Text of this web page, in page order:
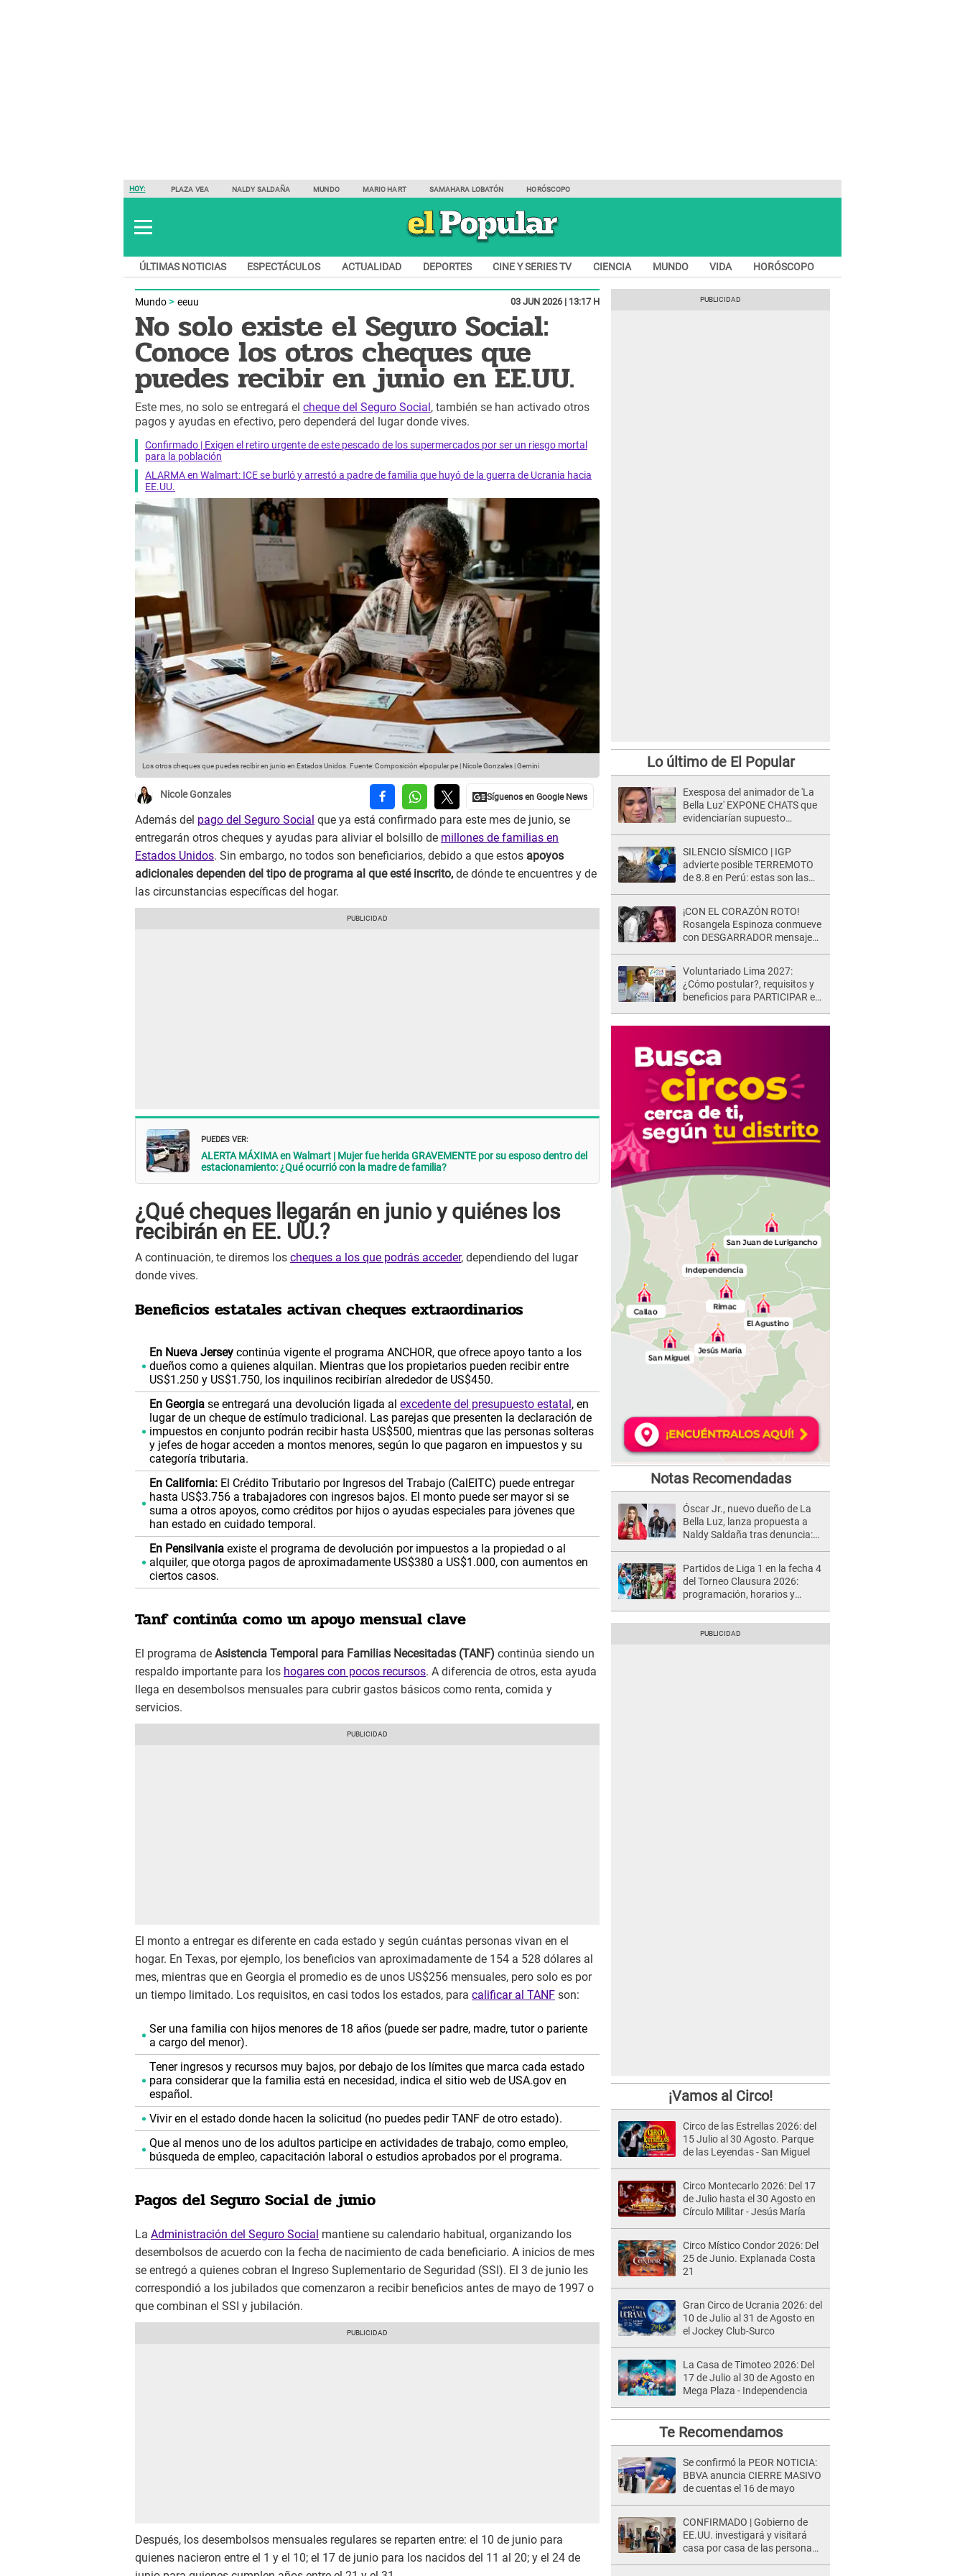
HOY: PLAZA VEA NALDY SALDAÑA MUNDO MARIO HART SAMAHARA LOBATÓN HORÓSCOPO
ÚLTIMAS NOTICIAS ESPECTÁCULOS ACTUALIDAD DEPORTES CINE Y SERIES TV CIENCIA MUNDO VIDA HORÓSCOPO
Mundo eeuu 03 JUN 2026 | 13:17 H
No solo existe el Seguro Social:
Conoce los otros cheques que
puedes recibir en junio en EE.UU.
Este mes, no solo se entregará el cheque del Seguro Social , también se han activado otros
pagos y ayudas en efectivo, pero dependerá del lugar donde vives.
Confirmado | Exigen el retiro urgente de este pescado de los supermercados por ser un riesgo mortal
para la población
ALARMA en Walmart: ICE se burló y arrestó a padre de familia que huyó de la guerra de Ucrania hacia
EE.UU.
Los otros cheques que puedes recibir en junio en Estados Unidos. Fuente: Composición elpopular.pe | Nicole Gonzales | Gemini
Nicole Gonzales
Además del pago del Seguro Social que ya está confirmado para este mes de junio, se
entregarán otros cheques y ayudas para aliviar el bolsillo de millones de familias en
Estados Unidos. Sin embargo, no todos son beneficiarios, debido a que estos apoyos
adicionales dependen del tipo de programa al que esté inscrito, de dónde te encuentres y de
las circunstancias específicas del hogar.
PUEDES VER:
ALERTA MÁXIMA en Walmart | Mujer fue herida GRAVEMENTE por su esposo dentro del
estacionamiento: ¿Qué ocurrió con la madre de familia?
¿Qué cheques llegarán en junio y quiénes los
recibirán en EE. UU.?
A continuación, te diremos los cheques a los que podrás acceder, dependiendo del lugar
donde vives.
Beneficios estatales activan cheques extraordinarios
En Nueva Jersey continúa vigente el programa ANCHOR, que ofrece apoyo tanto a los
dueños como a quienes alquilan. Mientras que los propietarios pueden recibir entre
US$1.250 y US$1.750, los inquilinos recibirían alrededor de US$450.
En Georgia se entregará una devolución ligada al excedente del presupuesto estatal , en
lugar de un cheque de estímulo tradicional. Las parejas que presenten la declaración de
impuestos en conjunto podrán recibir hasta US$500, mientras que las personas solteras
y jefes de hogar acceden a montos menores, según lo que pagaron en impuestos y su
categoría tributaria.
En California: El Crédito Tributario por Ingresos del Trabajo (CalEITC) puede entregar
hasta US$3.756 a trabajadores con ingresos bajos. El monto puede ser mayor si se
suma a otros apoyos, como créditos por hijos o ayudas especiales para jóvenes que
han estado en cuidado temporal.
En Pensilvania existe el programa de devolución por impuestos a la propiedad o al
alquiler, que otorga pagos de aproximadamente US$380 a US$1.000, con aumentos en
ciertos casos.
Tanf continúa como un apoyo mensual clave
El programa de Asistencia Temporal para Familias Necesitadas (TANF) continúa siendo un
respaldo importante para los hogares con pocos recursos. A diferencia de otros, esta ayuda
llega en desembolsos mensuales para cubrir gastos básicos como renta, comida y
servicios.
El monto a entregar es diferente en cada estado y según cuántas personas vivan en el
hogar. En Texas, por ejemplo, los beneficios van aproximadamente de 154 a 528 dólares al
mes, mientras que en Georgia el promedio es de unos US$256 mensuales, pero solo es por
un tiempo limitado. Los requisitos, en casi todos los estados, para calificar al TANF son:
Ser una familia con hijos menores de 18 años (puede ser padre, madre, tutor o pariente
a cargo del menor).
Tener ingresos y recursos muy bajos, por debajo de los límites que marca cada estado
para considerar que la familia está en necesidad, indica el sitio web de USA.gov en
español.
Vivir en el estado donde hacen la solicitud (no puedes pedir TANF de otro estado).
Que al menos uno de los adultos participe en actividades de trabajo, como empleo,
búsqueda de empleo, capacitación laboral o estudios aprobados por el programa.
Pagos del Seguro Social de junio
La Administración del Seguro Social mantiene su calendario habitual, organizando los
desembolsos de acuerdo con la fecha de nacimiento de cada beneficiario. A inicios de mes
se entregó a quienes cobran el Ingreso Suplementario de Seguridad (SSI). El 3 de junio les
correspondió a los jubilados que comenzaron a recibir beneficios antes de mayo de 1997 o
que combinan el SSI y jubilación.
Después, los desembolsos mensuales regulares se reparten entre: el 10 de junio para
quienes nacieron entre el 1 y el 10; el 17 de junio para los nacidos del 11 al 20; y el 24 de
Lo último de El Popular
Exesposa del animador de 'La
Bella Luz' EXPONE CHATS que
evidenciarían supuesto
Saldaña, pese a tener pareja
SILENCIO SÍSMICO | IGP
advierte posible TERREMOTO
de 8.8 en Perú: estas son las
¡CON EL CORAZÓN ROTO!
Rosangela Espinoza conmueve
con DESGARRADOR mensaje
Voluntariado Lima 2027:
¿Cómo postular?, requisitos y
beneficios para PARTICIPAR en
Notas Recomendadas
Óscar Jr., nuevo dueño de La
Bella Luz, lanza propuesta a
Naldy Saldaña tras denuncia:
Partidos de Liga 1 en la fecha 4
del Torneo Clausura 2026:
programación, horarios y
¡Vamos al Circo!
Circo de las Estrellas 2026: del
15 Julio al 30 Agosto. Parque
de las Leyendas - San Miguel
Circo Montecarlo 2026: Del 17
de Julio hasta el 30 Agosto en
Círculo Militar - Jesús María
Circo Místico Condor 2026: Del
25 de Junio. Explanada Costa
21
Gran Circo de Ucrania 2026: del
10 de Julio al 31 de Agosto en
el Jockey Club-Surco
La Casa de Timoteo 2026: Del
17 de Julio al 30 de Agosto en
Mega Plaza - Independencia
Te Recomendamos
Se confirmó la PEOR NOTICIA:
BBVA anuncia CIERRE MASIVO
de cuentas el 16 de mayo
CONFIRMADO | Gobierno de
EE.UU. investigará y visitará
casa por casa de las personas